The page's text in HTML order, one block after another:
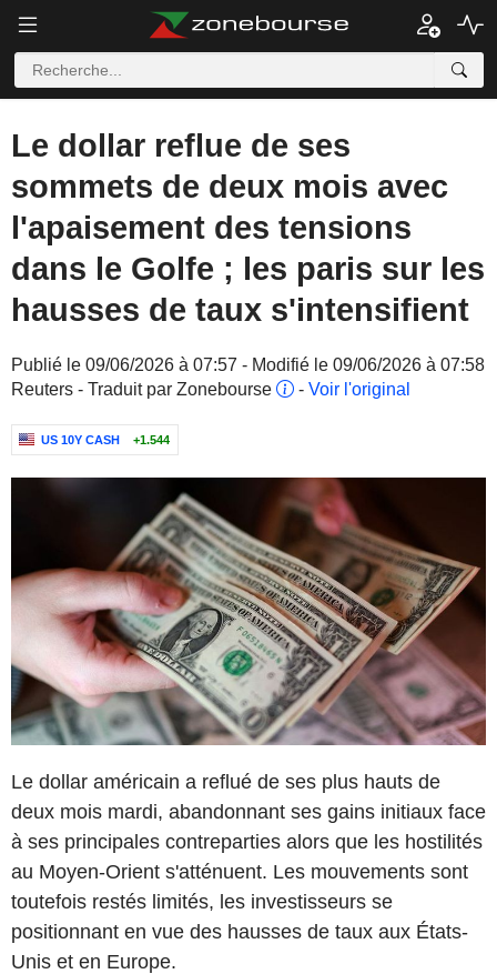
Le dollar reflue de ses
sommets de deux mois avec
l'apaisement des tensions
dans le Golfe ; les paris sur les
hausses de taux s'intensifient
Publié le 09/06/2026 à 07:57 - Modifié le 09/06/2026 à 07:58
Reuters - Traduit par Zonebourse
- Voir l'original
US 10Y CASH +1.544
Le dollar américain a reflué de ses plus hauts de
deux mois mardi, abandonnant ses gains initiaux face
à ses principales contreparties alors que les hostilités
au Moyen-Orient s'atténuent. Les mouvements sont
toutefois restés limités, les investisseurs se
positionnant en vue des hausses de taux aux États-
Unis et en Europe.